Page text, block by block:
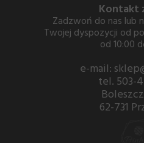
Kontakt
Zadzwoń do nas lub
Twojej dyspozycji od
od 10:00
e-mail:
tel. 503-
62-731